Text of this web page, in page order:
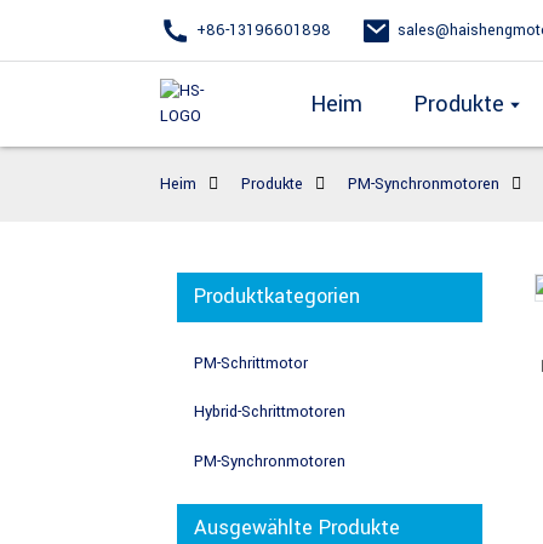
+86-13196601898
Heim Produkte
Heim Produkte PM-Synchronmotoren
Produktkategorien
PM-Schrittmotor
Hybrid-Schrittmotoren
PM-Synchronmotoren
Ausgewählte Produkte